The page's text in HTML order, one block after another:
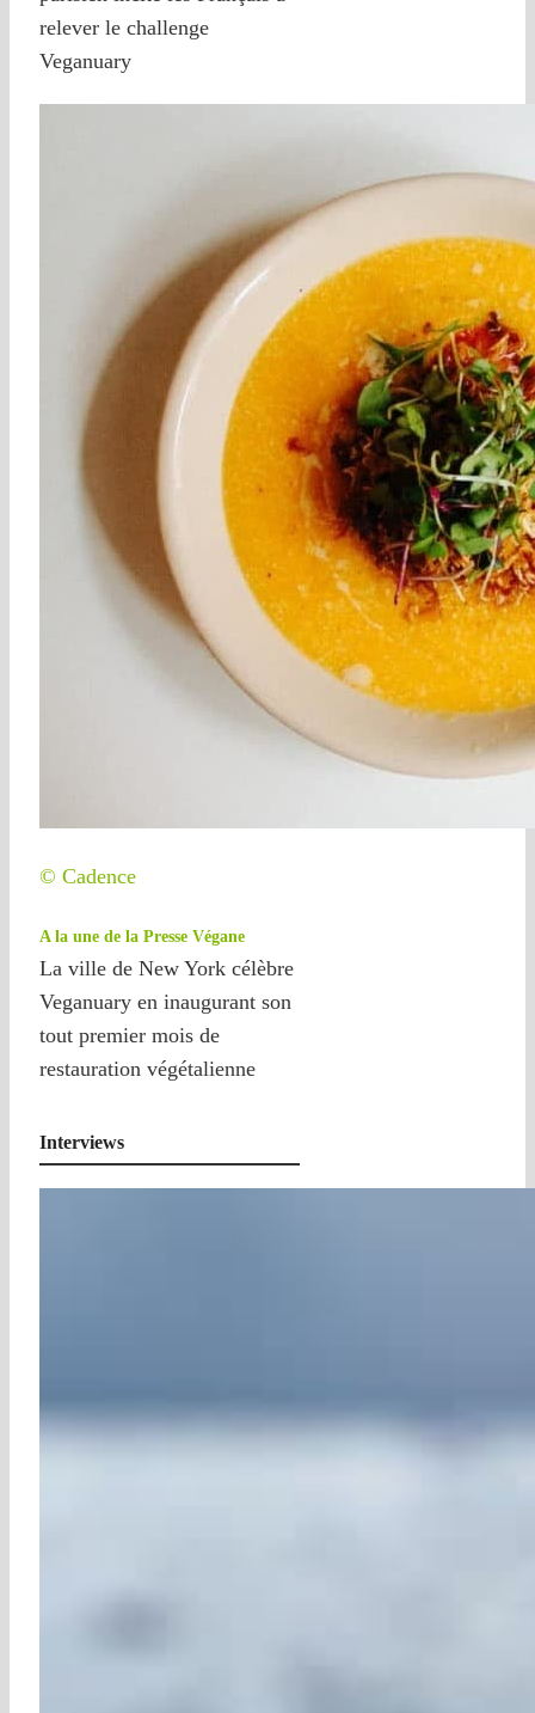
relever le challenge
Veganuary
© Cadence
A la une de la Presse Végane
La ville de New York célèbre
Veganuary en inaugurant son
tout premier mois de
restauration végétalienne
Interviews